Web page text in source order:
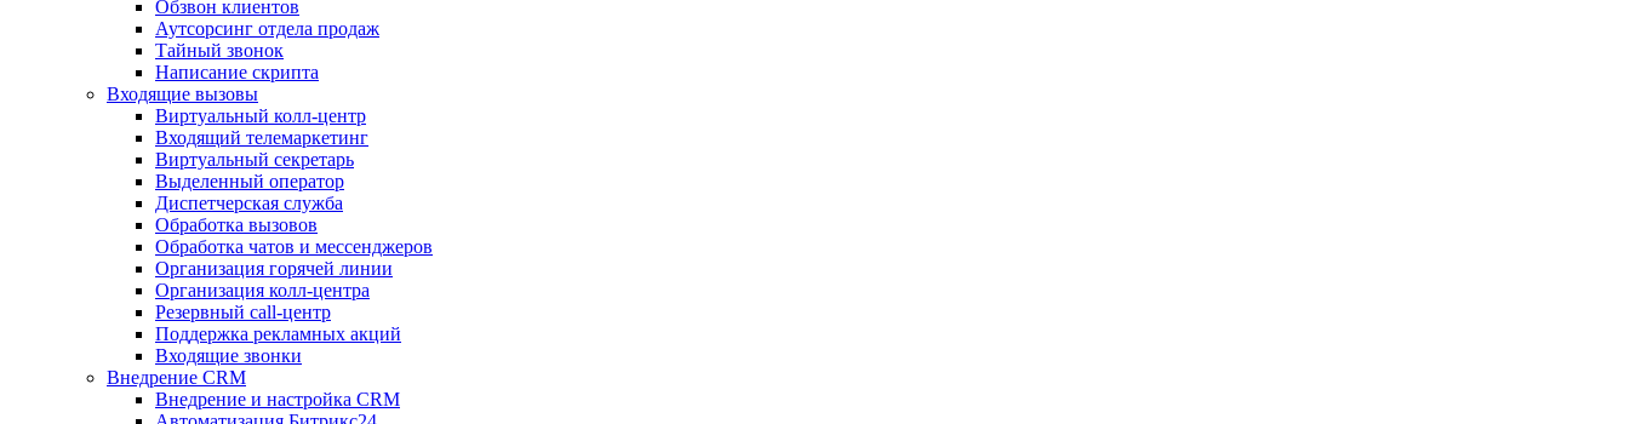
Обзвон клиентов
Аутсорсинг отдела продаж
Тайный звонок
Написание скрипта
Входящие вызовы
Виртуальный колл‑центр
Входящий телемаркетинг
Виртуальный секретарь
Выделенный оператор
Диспетчерская служба
Обработка вызовов
Обработка чатов и мессенджеров
Организация горячей линии
Организация колл‑центра
Резервный call‑центр
Поддержка рекламных акций
Входящие звонки
Внедрение CRM
Внедрение и настройка CRM